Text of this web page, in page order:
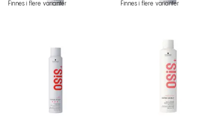
Finnes i flere varianter Finnes i flere varianter